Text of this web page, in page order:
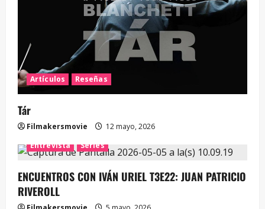
Artículos Reseñas
Tár
Filmakersmovie
12 mayo, 2026
Entrevista
Series
ENCUENTROS CON IVÁN URIEL T3E22: JUAN PATRICIO
RIVEROLL